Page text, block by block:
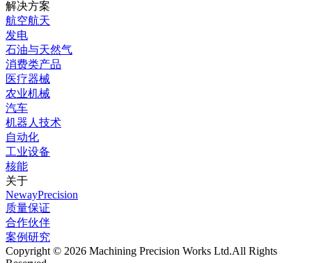
解决方案
航空航天
发电
石油与天然气
消费类产品
医疗器械
农业机械
汽车
机器人技术
自动化
工业设备
核能
关于
NewayPrecision
质量保证
合作伙伴
案例研究
Copyright © 2026 Machining Precision Works Ltd.All Rights